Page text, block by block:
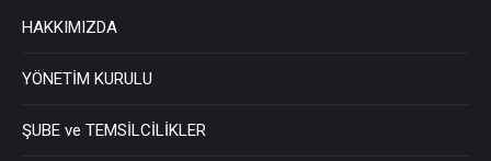
HAKKIMIZDA
YÖNETİM KURULU
ŞUBE ve TEMSİLCİLİKLER